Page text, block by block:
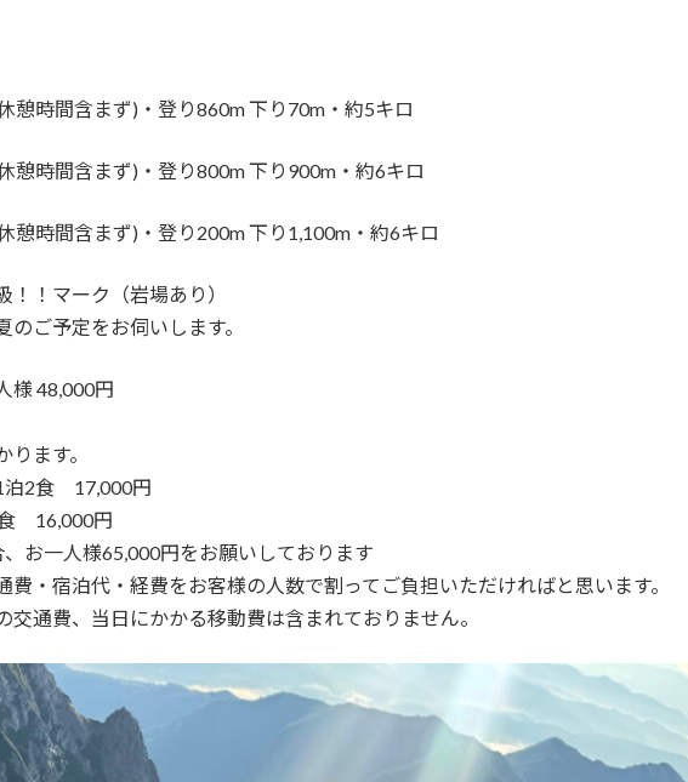
憩時間含まず)・登り860m 下り70m・約5キロ
憩時間含まず)・登り800m 下り900m・約6キロ
憩時間含まず)・登り200m 下り1,100m・約6キロ
！！マーク（岩場あり）
ご予定をお伺いします。
様 48,000円
ます。
2食 17,000円
16,000円
お一人様65,000円をお願いしております
・宿泊代・経費をお客様の人数で割ってご負担いただければと思います。
通費、当日にかかる移動費は含まれておりません。